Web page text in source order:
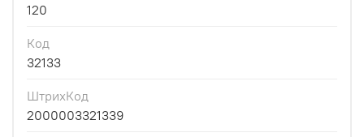
120
Код
32133
ШтрихКод
2000003321339